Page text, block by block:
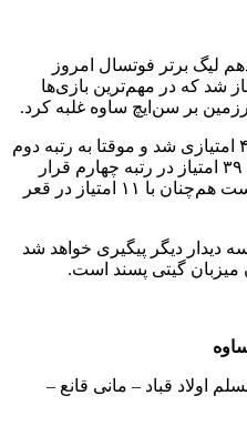
لیگ برتر فوتسال امروز
شد که در مهم‌ترین بازی‌ها
بر سن‌ایچ ساوه غلبه کرد.
کراپ در پایان رقابت‌های امروز ۴۴ امتیازی شد و موقتا به رتبه دوم
جدول صعود کرد و گهرزمین هم با ۳۹ امتیاز در رتبه چهارم قرار
گرفت. فرش آرا با کسب این شکست هم‌چنان با ۱۱ امتیاز در قعر
دیدار دیگر پیگیری خواهد شد
گیتی پسند است.
اولاد قباد – مانی قانع –